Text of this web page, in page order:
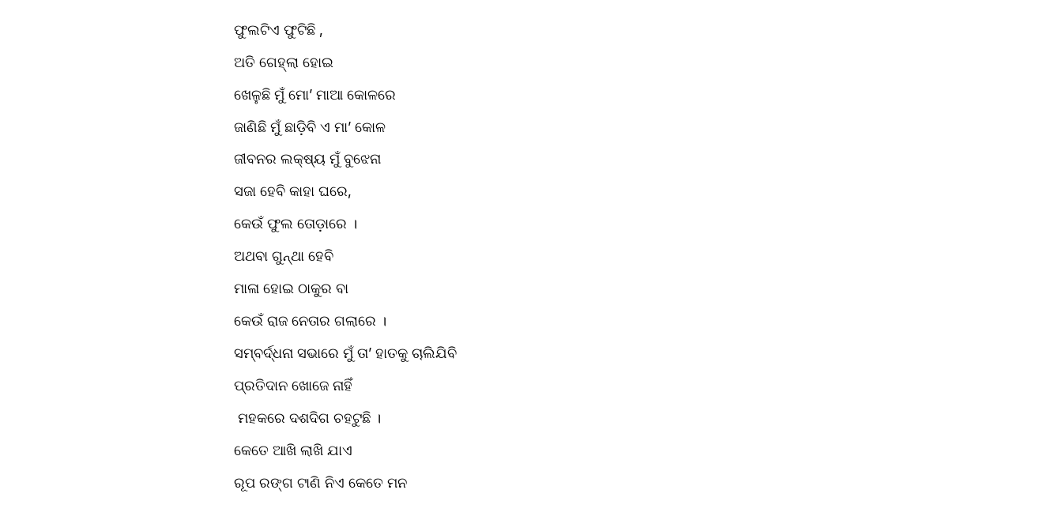
ଫୁଲଟିଏ ଫୁଟିଛି ,
ଅତି ଗେହ୍ଲା ହୋଇ
ଖେଳୁଛି ମୁଁ ମୋ’ ମାଆ କୋଳରେ
ଜାଣିଛି ମୁଁ ଛାଡ଼ିବି ଏ ମା’ କୋଳ
ଜୀବନର ଲକ୍ଷ୍ୟ ମୁଁ ବୁଝେନା
ସଜା ହେବି କାହା ଘରେ,
କେଉଁ ଫୁଲ ତୋଡ଼ାରେ ।
ଅଥବା ଗୁନ୍ଥା ହେବି
ମାଳା ହୋଇ ଠାକୁର ବା
କେଉଁ ରାଜ ନେତାର ଗଲାରେ ।
ସମ୍ବର୍ଦ୍ଧନା ସଭାରେ ମୁଁ ତା’ ହାତକୁ ଚାଲିଯିବି
ପ୍ରତିଦାନ ଖୋଜେ ନାହିଁ
ମହକରେ ଦଶଦିଗ ଚହଟୁଛି ।
କେତେ ଆଖି ଲାଖି ଯାଏ
ରୂପ ରଙ୍ଗ ଟାଣି ନିଏ କେତେ ମନ